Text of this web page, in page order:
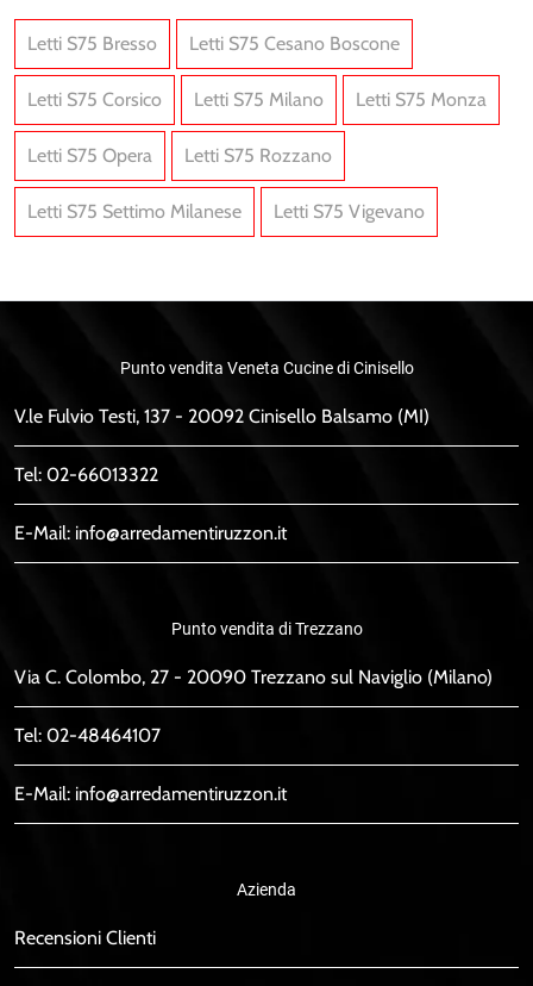
Letti S75 Bresso Letti S75 Cesano Boscone
Letti S75 Corsico Letti S75 Milano Letti S75 Monza
Letti S75 Opera Letti S75 Rozzano
Letti S75 Settimo Milanese Letti S75 Vigevano
Punto vendita Veneta Cucine di Cinisello
V.le Fulvio Testi, 137 - 20092 Cinisello Balsamo (MI)
Tel: 02-66013322
E-Mail: info@arredamentiruzzon.it
Punto vendita di Trezzano
Via C. Colombo, 27 - 20090 Trezzano sul Naviglio (Milano)
Tel: 02-48464107
E-Mail: info@arredamentiruzzon.it
Azienda
Recensioni Clienti